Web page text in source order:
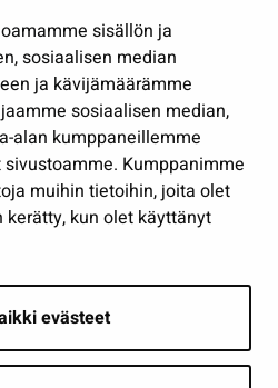
sisällön ja
sosiaalisen median
ja kävijämäärämme
sosiaalisen median,
alan kumppaneillemme
Kumppanimme
muihin tietoihin, joita olet
kun olet käyttänyt
evästeet